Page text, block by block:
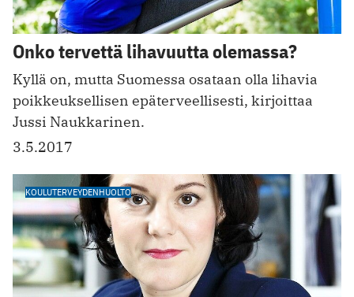
Onko tervettä lihavuutta olemassa?
Kyllä on, mutta Suomessa osataan olla lihavia
poikkeuksellisen epäterveellisesti, kirjoittaa
Jussi Naukkarinen.
3.5.2017
KOULUTERVEYDENHUOLTO